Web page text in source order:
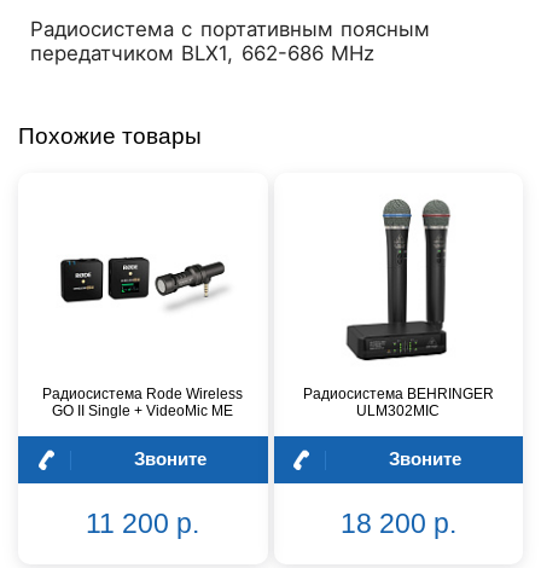
Радиосистема с портативным поясным
передатчиком BLX1, 662-686 MHz
Похожие товары
Радиосистема Rode Wireless
GO II Single + VideoMic ME
Звоните
11 200 р.
Радиосистема BEHRINGER
ULM302MIC
Звоните
18 200 р.